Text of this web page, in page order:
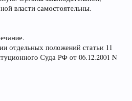
власти самостоятельны.
отдельных положений статьи 11
Суда РФ от 06.12.2001 N